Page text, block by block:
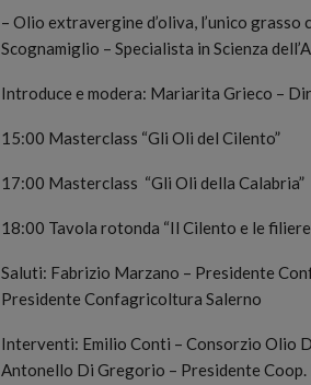
– Olio extravergine d’oliva, l’unico
Scognamiglio – Specialista in Scienza
Introduce e modera: Mariarita Grieco –
15:00 Masterclass “Gli Oli del Cilento”
17:00 Masterclass “Gli Oli della Calabria”
18:00 Tavola rotonda “Il Cilento e le
Saluti: Fabrizio Marzano – Presidente
Presidente Confagricoltura Salerno
Interventi: Emilio Conti – Consorzio Olio
Antonello Di Gregorio – Presidente